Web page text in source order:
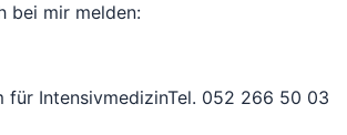
bei mir melden:
für IntensivmedizinTel. 052 266 50 03